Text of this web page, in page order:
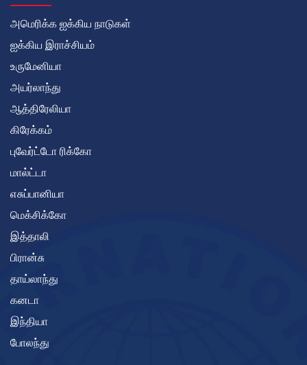
அமெரிக்க ஐக்கிய நாடுகள்
ஐக்கிய இராச்சியம்
உருமேனியா
அயர்லாந்து
ஆத்திரேலியா
கிரேக்கம்
புவேர்ட்டோ ரிக்கோ
மால்ட்டா
எசுப்பானியா
மெக்சிக்கோ
இத்தாலி
பிரான்சு
தாய்லாந்து
கனடா
இந்தியா
போலந்து